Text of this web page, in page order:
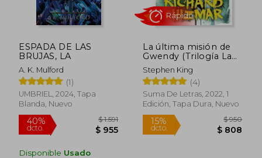
45%
dcto. $ 1.793
45%
dcto. $
ESPADA DE LAS
BRUJAS, LA
A. K. Mulford
(1)
UMBRIEL, 2024, Tapa
Blanda, Nuevo
Disponible Usado
La última misión de
Gwendy (Trilogía La
caja de botones de
Gwendy 3)
Stephen King
(4)
Suma De Letras, 2022, 1
Edición, Tapa Dura, Nuevo